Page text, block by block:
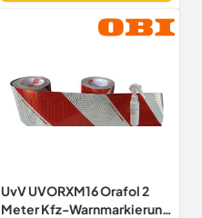
UvV UVORXM16 Orafol 2
Meter Kfz-Warnmarkierung